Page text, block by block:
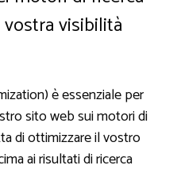
vostra visibilità
è essenziale per
sito web sui motori di
di ottimizzare il vostro
ai risultati di ricerca